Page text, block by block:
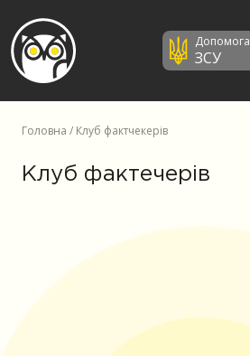
Допомога
ЗСУ
Головна / Клуб фактчекерів
Клуб фактечерів